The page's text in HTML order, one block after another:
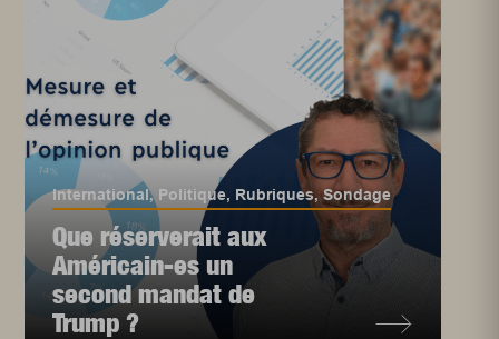
International, Politique, Rubriques,Sondage
Que réserverait aux
Américain-es un
second mandat de
Trump ?